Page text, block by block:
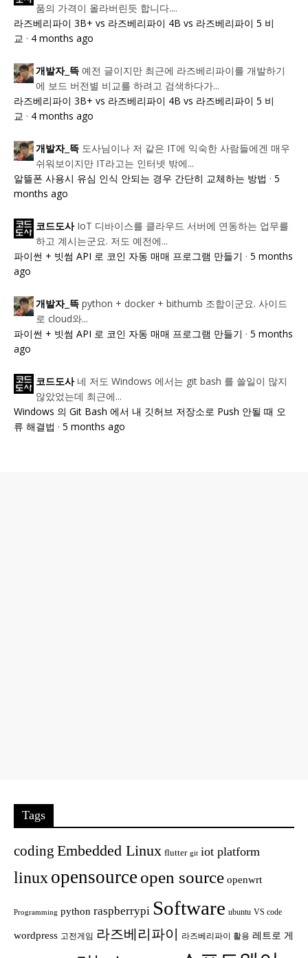
품의 가격이 올라버린듯 합니다....
라즈베리파이 3B+ vs 라즈베리파이 4B vs 라즈베리파이 5 비
교 · 4 months ago
개발자_뜩 예전 글이지만 최근에 라즈베리파이를 개발하기
에 보드 버전별 비교를 하려고 검색하다가...
라즈베리파이 3B+ vs 라즈베리파이 4B vs 라즈베리파이 5 비
교 · 4 months ago
개발자_뜩 도사님이나 저 같은 IT에 익숙한 사람들에겐 매우
쉬워보이지만 IT라고는 인터넷 밖에...
알뜰폰 사용시 유심 인식 안되는 경우 간단히 교체하는 방법 · 5
months ago
코드도사 IoT 디바이스를 클라우드 서버에 연동하는 업무를
하고 계시는군요. 저도 예전에...
파이썬 + 빗썸 API 로 코인 자동 매매 프로그램 만들기 · 5 months
ago
개발자_뜩 python + docker + bithumb 조합이군요. 사이드
로 cloud와...
파이썬 + 빗썸 API 로 코인 자동 매매 프로그램 만들기 · 5 months
ago
코드도사 네 저도 Windows 에서는 git bash 를 쓸일이 많지
않았었는데 최근에...
Windows 의 Git Bash 에서 내 깃허브 저장소로 Push 안될 때 오
류 해결법 · 5 months ago
Tags
coding Embedded Linux flutter git iot platform
linux opensource open source openwrt
Programming python raspberrypi Software ubuntu VS code
wordpress 고전게임 라즈베리파이 라즈베리파이 활용 레트로 게